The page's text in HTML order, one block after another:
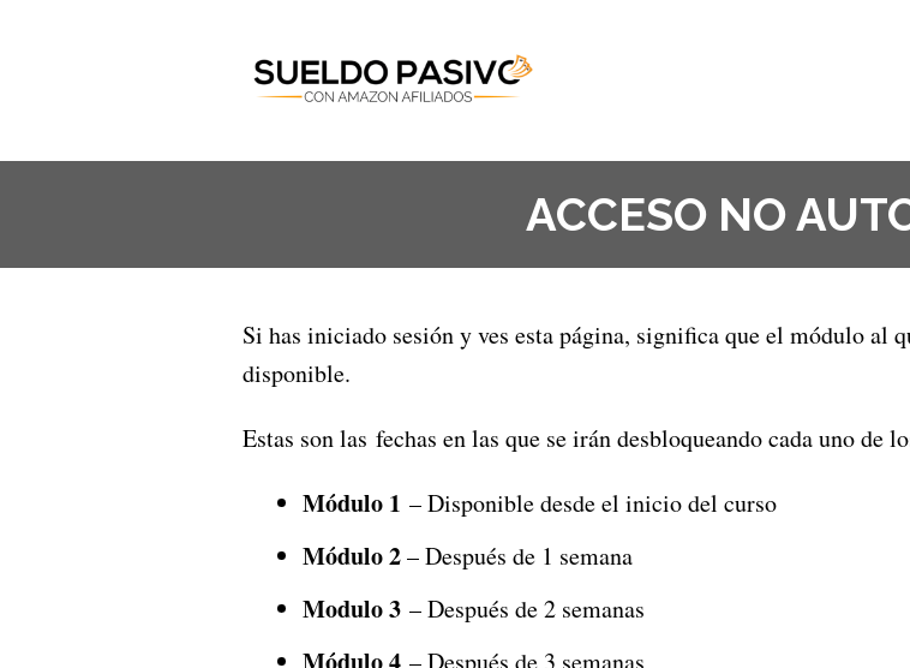
ACCESO NO
Si has iniciado sesión y ves esta página, significa que el módulo al
disponible.
Estas son las fechas en las que se irán desbloqueando cada uno de
Módulo 1 – Disponible desde el inicio del curso
Módulo 2– Después de 1 semana
Modulo 3 – Después de 2 semanas
– Después de 3 semanas